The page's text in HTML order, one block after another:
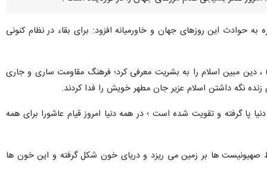
حوادث این روزهای جهان و خاورمیانه افزود: برای بقاء در نظام کنونی
، دین مبین اسلام را به بشریت معرفی کرد؛ فرهنگ مقاومت ساری و جاری
نگه داشتن اسلام عزیر جان مطهر خویش را فدا کردند.
پا گرفته و تقویت شده است ؛ در همه دنیا امروز قیام عاشورا برای همه
صهیونیست ها بر زمین می ریزد و دریای خون شکل گرفته و این خون ها